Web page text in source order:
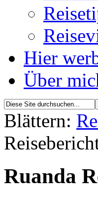
Hier
Über
Blättern:
Ruanda